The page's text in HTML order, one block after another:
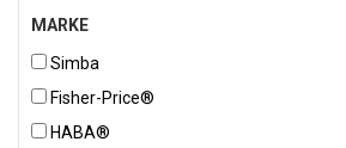
MARKE
Simba
Fisher-Price®
HABA®